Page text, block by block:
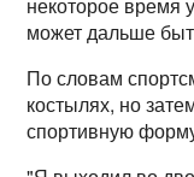
некоторое время
может дальше
По словам
костылях, но
спортивную